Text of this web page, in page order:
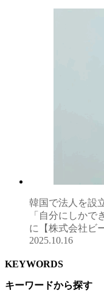
韓国で法人を設
「自分にしか
に【株式会社ビ
2025.10.16
KEYWORDS
キーワードから探す